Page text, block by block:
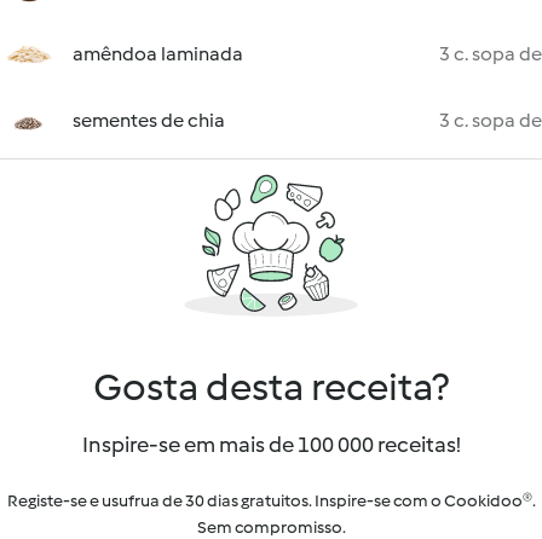
amêndoa laminada 3 c. sopa de
sementes de chia 3 c. sopa de
Gosta desta receita?
Inspire-se em mais de 100 000 receitas!
Registe-se e usufrua de 30 dias gratuitos. Inspire-se com o Cookidoo®.
Sem compromisso.